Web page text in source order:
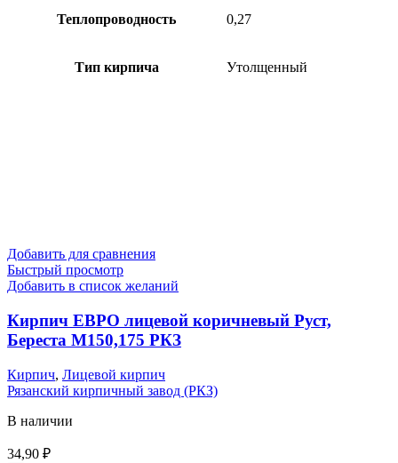
Теплопроводность 0,27
Тип кирпича Утолщенный
Добавить для сравнения
Быстрый просмотр
Добавить в список желаний
Кирпич ЕВРО лицевой коричневый Руст,
Береста М150,175 РКЗ
Кирпич, Лицевой кирпич
Рязанский кирпичный завод (РКЗ)
В наличии
34,90 ₽